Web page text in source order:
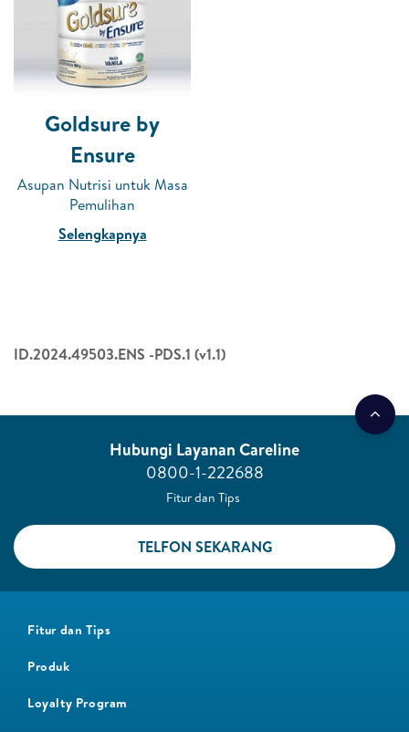
Goldsure by
Ensure
Asupan Nutrisi untuk Masa
Pemulihan
Selengkapnya
ID.2024.49503.ENS -PDS.1 (v1.1)
Hubungi Layanan Careline​
0800-1-222688​
Fitur dan Tips ​
TELFON SEKARANG​
Fitur dan Tips
Produk
Loyalty Program